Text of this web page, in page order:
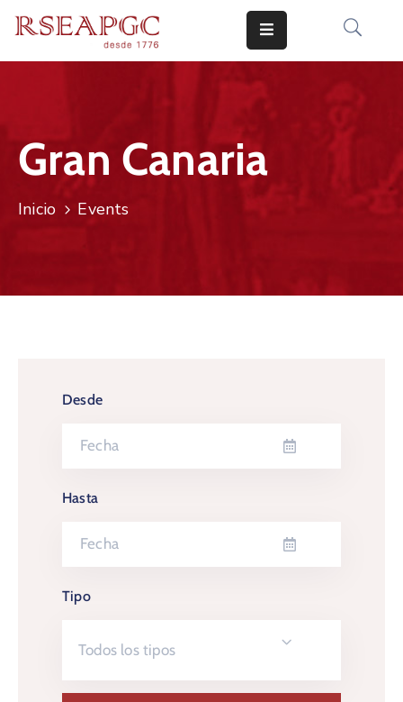
COMUNICADOS
CONOCERNOS
Gran Canaria
Inicio Events
Desde
Hasta
Tipo
Todos los tipos